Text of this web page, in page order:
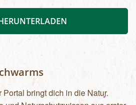
bringt dich in die Natur.